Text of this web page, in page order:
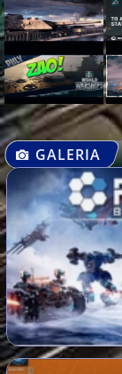
GALERIA